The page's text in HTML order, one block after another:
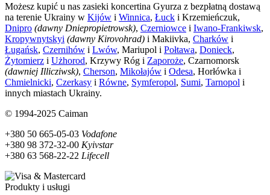
Możesz kupić u nas zasieki koncertina Gyurza z bezpłatną dostawą
na terenie Ukrainy w Kijów i Winnica, Łuck i Krzemieńczuk,
Dnipro (dawny Dniepropietrowsk), Czerniowce i Iwano-Frankiwsk,
Kropywnytskyi (dawny Kirovohrad) i Makiivka, Charków i
Ługańsk, Czernihów i Lwów, Mariupol i Połtawa, Donieck,
Żytomierz i Użhorod, Krzywy Róg i Zaporoże, Czarnomorsk
(dawniej Illicziwsk), Cherson, Mikołajów i Odesa, Horłówka i
Chmielnicki, Czerkasy i Równe, Symferopol, Sumi, Tarnopol i
innych miastach Ukrainy.
© 1994-2025 Caiman
+380 50 665-05-03 Vodafone
+380 98 372-32-00 Kyivstar
+380 63 568-22-22 Lifecell
Produkty i usługi